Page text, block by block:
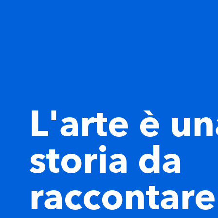
L'arte è
storia da
raccontare